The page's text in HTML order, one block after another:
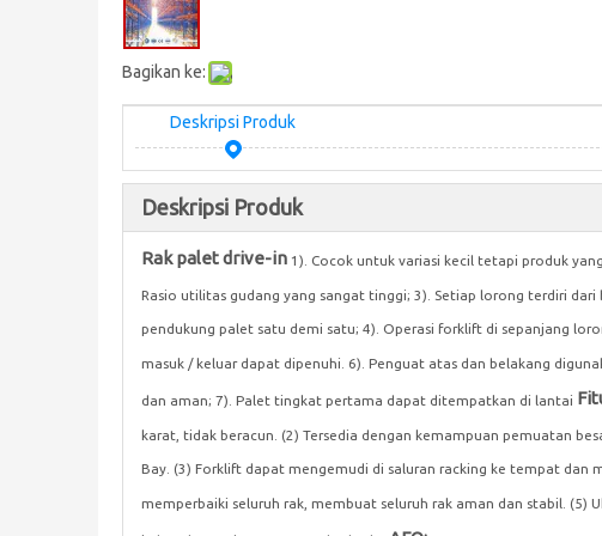
Bagikan ke:
Deskripsi Produk
Deskripsi Produk
Rak palet drive-in 1). Cocok untuk variasi kecil tetapi produk
Rasio utilitas gudang yang sangat tinggi; 3). Setiap lorong terdiri
pendukung palet satu demi satu; 4). Operasi forklift di sepanjang
masuk / keluar dapat dipenuhi. 6). Penguat atas dan belakang
dan aman; 7). Palet tingkat pertama dapat ditempatkan di lantai
karat, tidak beracun. (2) Tersedia dengan kemampuan pemuatan
Bay. (3) Forklift dapat mengemudi di saluran racking ke tempat dan
memperbaiki seluruh rak, membuat seluruh rak aman dan stabil. (5)